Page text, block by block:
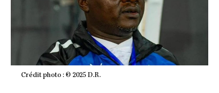
Crédit photo : © 2025 D.R.